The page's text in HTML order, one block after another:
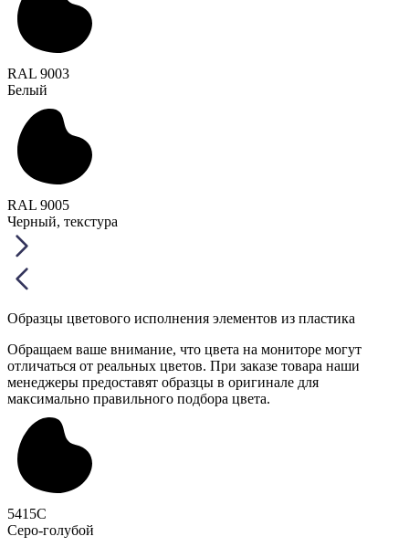
RAL 9003
Белый
RAL 9005
Черный, текстура
Образцы цветового исполнения элементов из пластика
Обращаем ваше внимание, что цвета на мониторе могут
отличаться от реальных цветов. При заказе товара наши
менеджеры предоставят образцы в оригинале для
максимально правильного подбора цвета.
5415C
Серо-голубой